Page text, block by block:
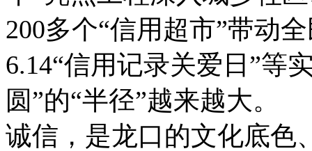
200多个“信用超市”带动
6.14“信用记录关爱日”等
圆”的“半径”越来越大。
诚信，是龙口的文化底色